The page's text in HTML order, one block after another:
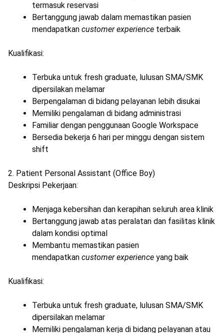
termasuk reservasi
Bertanggung jawab dalam memastikan pasien
mendapatkan customer experience terbaik
Kualifikasi:
Terbuka untuk fresh graduate, lulusan SMA/SMK
dipersilakan melamar
Berpengalaman di bidang pelayanan lebih disukai
Memiliki pengalaman di bidang administrasi
Familiar dengan penggunaan Google Workspace
Bersedia bekerja 6 hari per minggu dengan sistem
shift
2. Patient Personal Assistant (Office Boy)
Deskripsi Pekerjaan:
Menjaga kebersihan dan kerapihan seluruh area klinik
Bertanggung jawab atas peralatan dan fasilitas klinik
dalam kondisi optimal
Membantu memastikan pasien
mendapatkan customer experience yang baik
Kualifikasi:
Terbuka untuk fresh graduate, lulusan SMA/SMK
dipersilakan melamar
Memiliki pengalaman kerja di bidang pelayanan atau